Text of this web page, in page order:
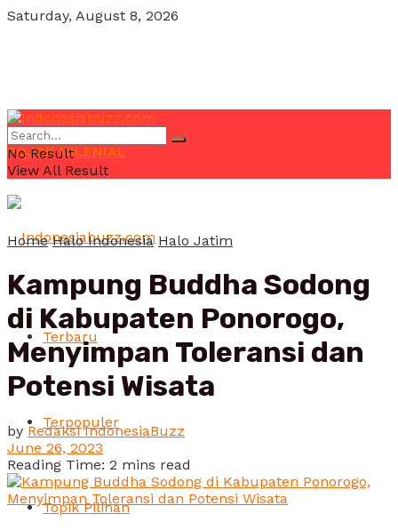
Saturday, August 8, 2026
POJOK MILENIAL
Terbaru
Terpopuler
Topik Pilihan
No Result
View All Result
Home Halo Indonesia Halo Jatim
Kampung Buddha Sodong
di Kabupaten Ponorogo,
Menyimpan Toleransi dan
Potensi Wisata
by Redaksi IndonesiaBuzz
June 26, 2023
Reading Time: 2 mins read